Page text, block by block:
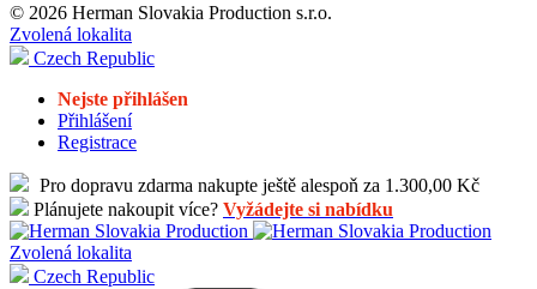
© 2026 Herman Slovakia Production s.r.o.
Zvolená lokalita
Czech Republic
Nejste přihlášen
Přihlášení
Registrace
Pro dopravu zdarma nakupte ještě alespoň za 1.300,00 Kč
Plánujete nakoupit více? Vyžádejte si nabídku
Zvolená lokalita
Czech Republic